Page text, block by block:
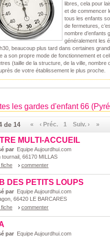
libres, cela pour
et de commencer
tous les enfants
de fermetures,
nombre d’enfants
généralement les
beaucoup plus tard dans certaines
a son propre mode de fonctionnement et
(taille de la structure, de la ville,
de votre établissement le plus proche.
les gardes d'enfant 66
de 14 « ‹ Préc. 1 Suiv. › »
MULTI-ACCUEIL
par Equipe Aujourdhui.com
tournail, 66170 MILLAS
fiche
commenter
DES PETITS LOUPS
par Equipe Aujourdhui.com
66420 LE BARCARES
fiche
commenter
par Equipe Aujourdhui.com